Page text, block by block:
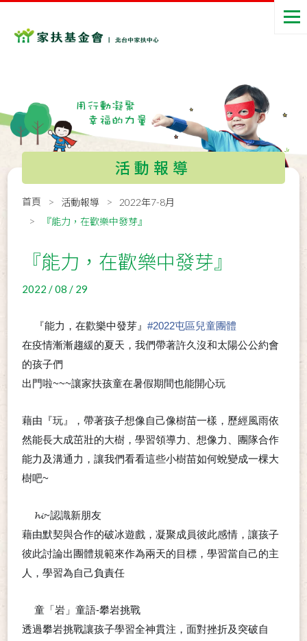
活動報導
首頁 活動報導
2022年7-8月
『能力，在歡樂中發芽』
『能力，在歡樂中發芽』
2022 / 08 / 29
『能力，在歡樂中發芽』#2022屯區兒童團體
在疫情漸漸趨緩的夏天，我們帶著許久沒和太陽公公約會
的孩子們
出門啦~~~讓家扶孩童在暑假期間也能開心玩
藉由『玩』，帶著孩子想像自己像樹苗一樣，歷經風雨依
然能長大成茁壯的大樹，學習領導力、想像力、團隊合作
能力及溝通力，讓我們看看這些小樹苗如何蛻變成一棵大
樹吧~
𝓱𝓲~認識新朋友
藉由默契與合作的破冰遊戲，凝聚成員彼此感情，讓孩子
彼此討論出團體規範來作為兩天的目標，學習當自己的主
人，學習為自己負責任
童「岩」童語-攀岩挑戰
透過攀岩挑戰讓孩子學習全神貫注，面對挫折及突破自